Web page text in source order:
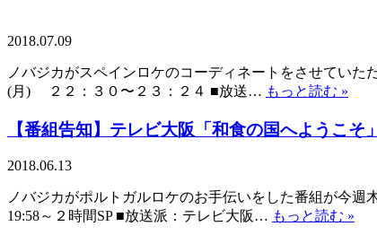
2018.07.09
ノバジカがスペインロケのコーディネートをさせてい
(月) ２２：３０〜２３：２４ ■放送… もっと読む »
【番組告知】テレビ大阪「和食の国へようこそ」
2018.06.13
ノバジカがポルトガルロケのお手伝いをした番組が今週
19:58～２時間SP ■放送派：テレビ大阪… もっと読む »